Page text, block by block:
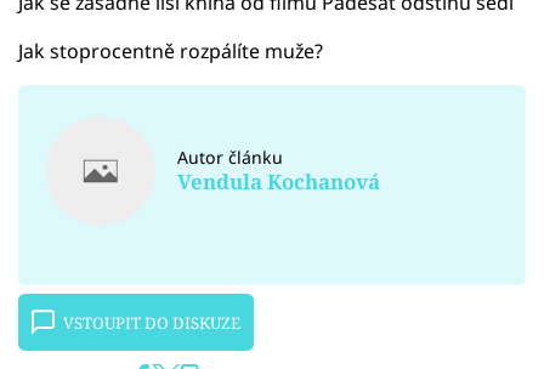
Jak stoprocentně rozpálíte muže?
Autor článku
Vendula Kochanová
VSTOUPIT DO DISKUZE